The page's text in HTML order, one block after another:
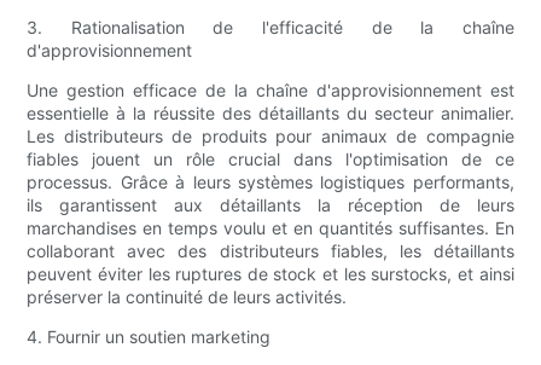
3. Rationalisation de l'efficacité de la chaîne
d'approvisionnement
Une gestion efficace de la chaîne d'approvisionnement est
essentielle à la réussite des détaillants du secteur animalier.
Les distributeurs de produits pour animaux de compagnie
fiables jouent un rôle crucial dans l'optimisation de ce
processus. Grâce à leurs systèmes logistiques performants,
ils garantissent aux détaillants la réception de leurs
marchandises en temps voulu et en quantités suffisantes. En
collaborant avec des distributeurs fiables, les détaillants
peuvent éviter les ruptures de stock et les surstocks, et ainsi
préserver la continuité de leurs activités.
4. Fournir un soutien marketing